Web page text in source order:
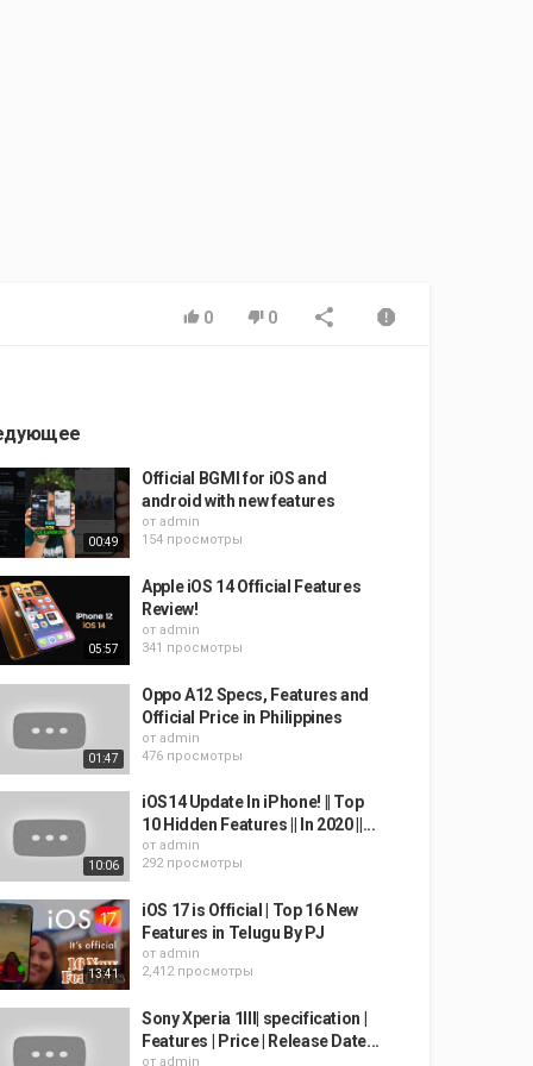
0 0
00:49
Official BGMI for iOS and
android with new features
от admin
154 просмотры
05:57
Apple iOS 14 Official Features
Review!
от admin
341 просмотры
01:47
Oppo A12 Specs, Features and
Official Price in Philippines
от admin
476 просмотры
10:06
iOS14 Update In iPhone! || Top
10 Hidden Features || In 2020 ||...
от admin
292 просмотры
13:41
iOS 17 is Official | Top 16 New
Features in Telugu By PJ
от admin
2,412 просмотры
Sony Xperia 1III| specification |
Features | Price | Release Date...
от admin